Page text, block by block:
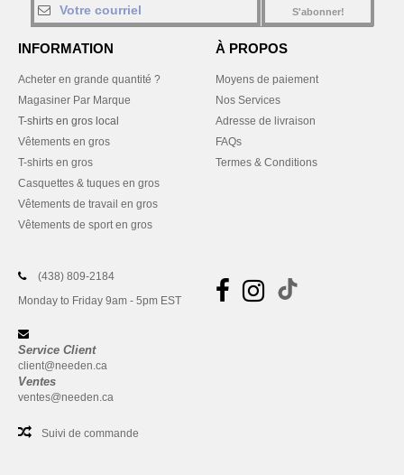
S'abonner!
INFORMATION
Acheter en grande quantité ?
Magasiner Par Marque
T-shirts en gros local
Vêtements en gros
T-shirts en gros
Casquettes & tuques en gros
Vêtements de travail en gros
Vêtements de sport en gros
À PROPOS
Moyens de paiement
Nos Services
Adresse de livraison
FAQs
Termes & Conditions
(438) 809-2184
Monday to Friday 9am - 5pm EST
Service Client
client@needen.ca
Ventes
ventes@needen.ca
Suivi de commande